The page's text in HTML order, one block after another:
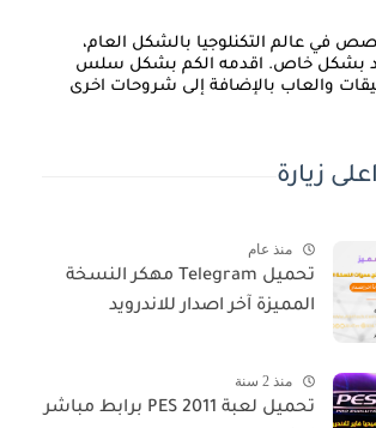
في عالم التكنلوجيا بالشكل العام،
بشكل خاص. اقدمه الكم بشكل سلس
والعاب بالإضافة إلى شروحات اخرى
زيارة
منذ عام
تحميل Telegram مهكر النسخة
المميزة آخر اصدار للاندرويد
منذ 2 سنة
تحميل لعبة PES 2011 برابط مباشر